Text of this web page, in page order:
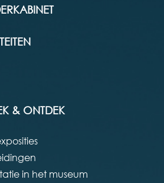
& ONTDEK
in het museum